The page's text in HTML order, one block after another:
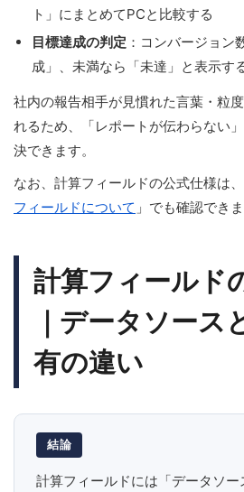
ト」にまとめてPCと比較する
目標達成の判定 ：コンバージョン
成」、未満なら「未達」と表示す
社内の報告相手が見慣れた言葉・粒
れるため、「レポートが伝わらない
決できます。
なお、計算フィールドの公式仕様は
フィールドについて 」でも確認できま
計算フィールド
｜データソース
有の違い
結論
計算フィールドには「データソ